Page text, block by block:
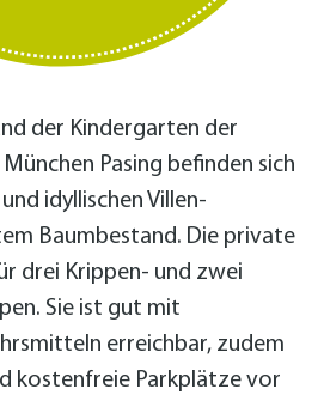
der Kindergarten der
Pasing befin­den sich
idyllischen Villen­
Baum­bestand. Die private
drei Krippen- und zwei
Sie ist gut mit
erreichbar, zudem
kosten­freie Park­plätze vor